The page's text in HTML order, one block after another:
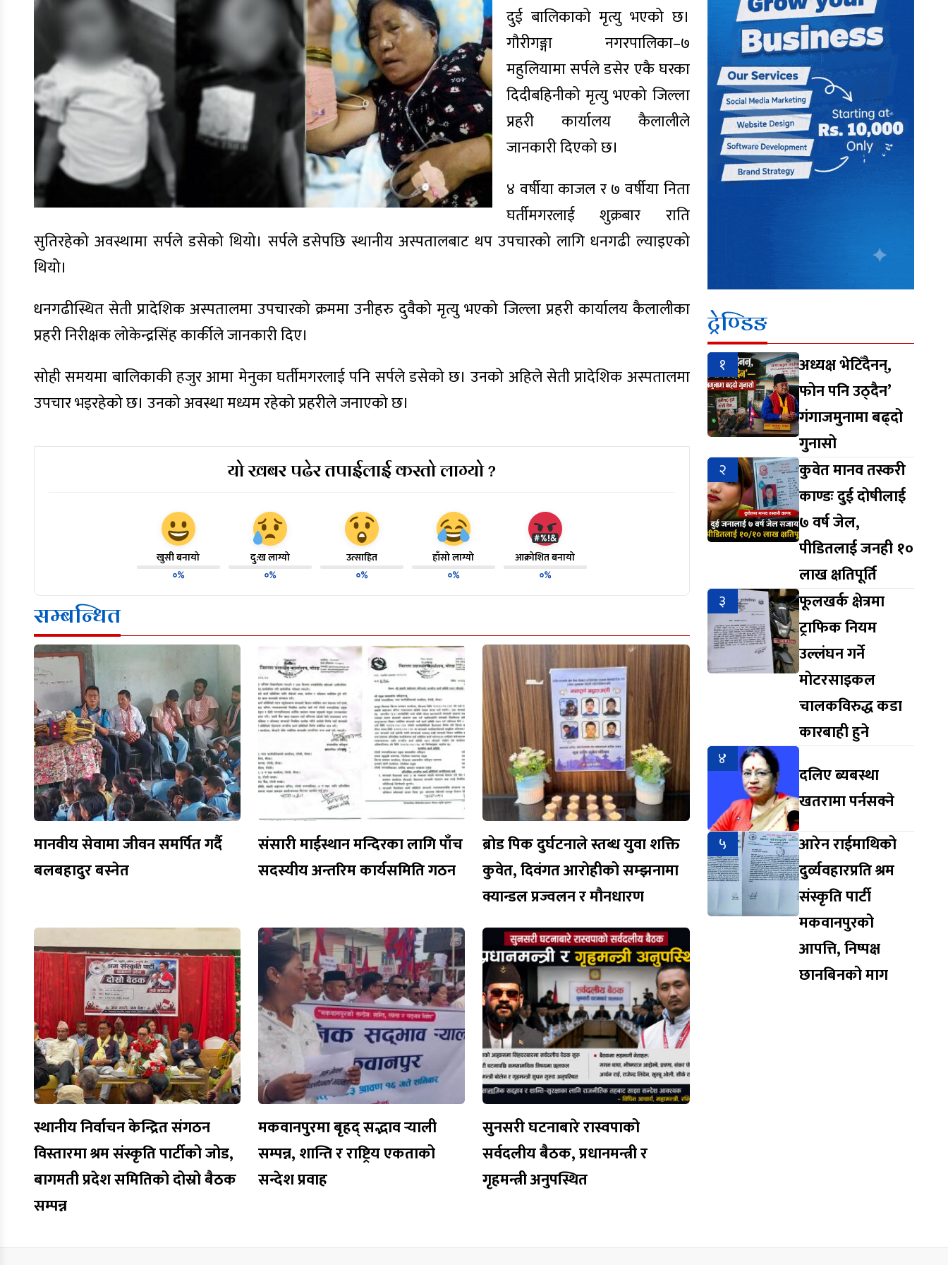
दुई बालिकाको मृत्यु भएको छ।
गौरीगङ्गा नगरपालिका–७
महुलियामा सर्पले डसेर एकै घरका
दिदीबहिनीको मृत्यु भएको जिल्ला
प्रहरी कार्यालय कैलालीले
जानकारी दिएको छ।
४ वर्षीया काजल र ७ वर्षीया निता
घर्तीमगरलाई शुक्रबार राति
सुतिरहेको अवस्थामा सर्पले डसेको थियो। सर्पले डसेपछि स्थानीय अस्पतालबाट थप उपचारको लागि धनगढी ल्याइएको
थियो।
धनगढीस्थित सेती प्रादेशिक अस्पतालमा उपचारको क्रममा उनीहरु दुवैको मृत्यु भएको जिल्ला प्रहरी कार्यालय कैलालीका
प्रहरी निरीक्षक लोकेन्द्रसिंह कार्कीले जानकारी दिए।
सोही समयमा बालिकाकी हजुर आमा मेनुका घर्तीमगरलाई पनि सर्पले डसेको छ। उनको अहिले सेती प्रादेशिक अस्पतालमा
उपचार भइरहेको छ। उनको अवस्था मध्यम रहेको प्रहरीले जनाएको छ।
यो खबर पढेर तपाईलाई कस्तो लाग्यो ?
खुसी बनायो
०%
दु:ख लाग्यो
०%
उत्साहित
०%
हाँसो लाग्यो
०%
आक्रोशित बनायो
०%
सम्बन्धित
मानवीय सेवामा जीवन समर्पित गर्दै
बलबहादुर बस्नेत
संसारी माईस्थान मन्दिरका लागि पाँच
सदस्यीय अन्तरिम कार्यसमिति गठन
ब्रोड पिक दुर्घटनाले स्तब्ध युवा शक्ति
कुवेत, दिवंगत आरोहीको सम्झनामा
क्यान्डल प्रज्वलन र मौनधारण
स्थानीय निर्वाचन केन्द्रित संगठन
विस्तारमा श्रम संस्कृति पार्टीको जोड,
बागमती प्रदेश समितिको दोस्रो बैठक
सम्पन्न
मकवानपुरमा बृहद् सद्भाव र्‍याली
सम्पन्न, शान्ति र राष्ट्रिय एकताको
सन्देश प्रवाह
सुनसरी घटनाबारे रास्वपाको
सर्वदलीय बैठक, प्रधानमन्त्री र
गृहमन्त्री अनुपस्थित
ट्रेण्डिङ
१
अध्यक्ष भेटिँदैनन्,
फोन पनि उठ्दैन’
गंगाजमुनामा बढ्दो
गुनासो
२
कुवेत मानव तस्करी
काण्डः दुई दोषीलाई
७ वर्ष जेल,
पीडितलाई जनही १०
लाख क्षतिपूर्ति
३
फूलखर्क क्षेत्रमा
ट्राफिक नियम
उल्लंघन गर्ने
मोटरसाइकल
चालकविरुद्ध कडा
कारबाही हुने
४
दलिए ब्यबस्था
खतरामा पर्नसक्ने
५
आरेन राईमाथिको
दुर्व्यवहारप्रति श्रम
संस्कृति पार्टी
मकवानपुरको
आपत्ति, निष्पक्ष
छानबिनको माग